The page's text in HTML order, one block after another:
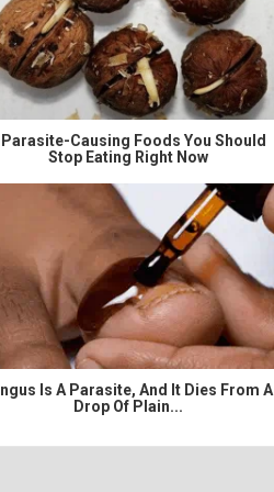
Causing Foods You Should
Stop Eating Right Now
Is A Parasite, And It Dies From A
Drop Of Plain...